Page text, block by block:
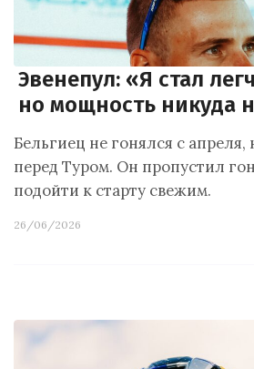
Эвенепул: «Я стал
но мощность никуда
Бельгиец не гонялся с
перед Туром. Он пропустил
подойти к старту свежим.
26/06/2026